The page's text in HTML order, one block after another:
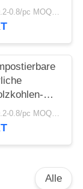
runde
Exw price $0.2-0.8/pc MOQ:100pcs
Exw price $0.2-0.8/pc MOQ:100pcs
Alle